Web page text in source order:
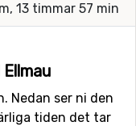
13 timmar 57 min
Nedan ser ni den
tiden det tar